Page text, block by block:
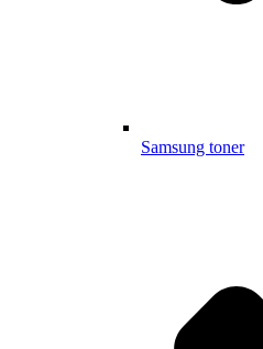
Samsung toner